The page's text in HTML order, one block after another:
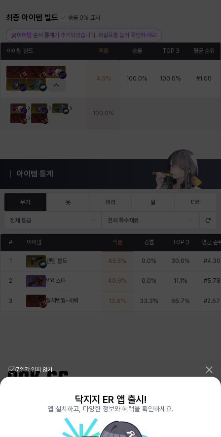
헤이즈 헨리 현우
최종 아이템 빌드 승률 0% 표시
아이템 순서 통계 가 추가되었습니다. 화살표를 눌러 확인하세요!
아이템 빌드 픽률 승률 TOP 3 평균 순위
4.5% 100.0% 100.0% #1.00
100.0%
아이템 통계
무기 옷 머리 팔 다리
전체 등급 전체 특수재료
# 아이템 픽률 승률 TOP 3 평균 순
1 팬텀 볼트 45.5% 0.0% 30.0% #4.30
2 발리스타 40.9% 0.0% 11.1% #5.78
3 혈색반월-새벽 13.6% 33.3% 66.7% #2.67
리그오브레전드 전적검색 포로지지PORO.GG
전략적팀전투 TFT 전적검색 롤체지지 LOLCHESS.GG
메이플스토리 종합통계MAPLE.GG
VALORANT.DAK.GG
7일간 열지 않기
닥지지 ER 앱 출시!
앱 설치하고, 다양한 정보와 혜택을 확인하세요.